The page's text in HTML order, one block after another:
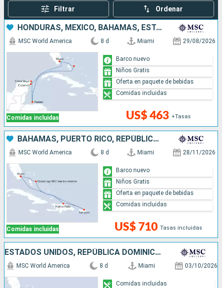
Filtrar Ordenar
HONDURAS, MÉXICO, BAHAMAS, ESTADOS UNIDOS
Comidas incluidas
MSC World America 8 d Miami 29/08/2026
US$ 463 +Tasas
Barco nuevo
Niños Gratis
Oferta en paquete de bebidas
Comidas incluidas
BAHAMAS, PUERTO RICO, REPÚBLICA DOMINICANA, ESTADOS UNIDOS
Comidas incluidas
MSC World America 8 d Miami 28/11/2026
US$ 710 Tasas incluidas
Barco nuevo
Niños Gratis
Oferta en paquete de bebidas
Comidas incluidas
ESTADOS UNIDOS, REPÚBLICA DOMINICANA, PUERTO RICO, BAHAMAS
MSC World America 8 d Miami 03/10/2026
Comidas incluidas